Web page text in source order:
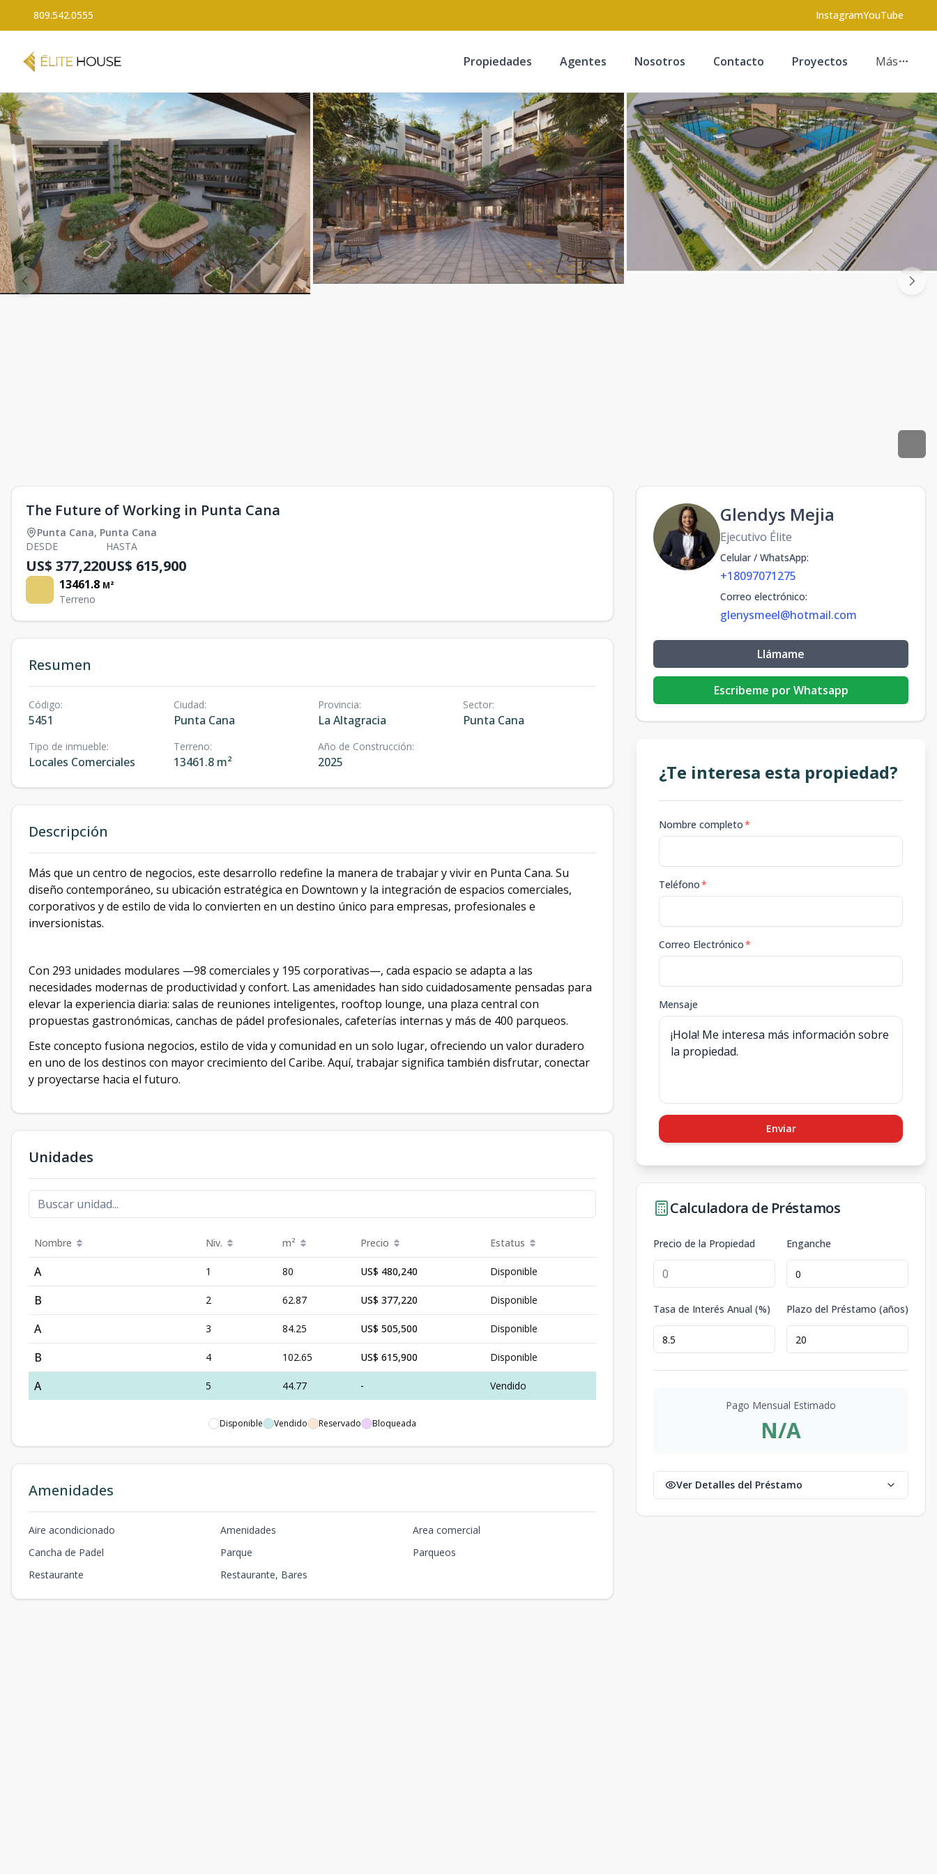
809.542.0555 InstagramYouTube
Propiedades Agentes Nosotros Contacto Proyectos Más
The Future of Working in Punta Cana
Punta Cana, Punta Cana
DESDE
US$ 377,220
HASTA
US$ 615,900
13461.8 M²
Terreno
Resumen
Código:
5451
Ciudad:
Punta Cana
Provincia:
La Altagracia
Sector:
Punta Cana
Tipo de inmueble:
Locales Comerciales
Terreno:
13461.8 m²
Año de Construcción:
2025
Descripción
Más que un centro de negocios, este desarrollo redefine la manera de trabajar y vivir en Punta Cana. Su
diseño contemporáneo, su ubicación estratégica en Downtown y la integración de espacios comerciales,
corporativos y de estilo de vida lo convierten en un destino único para empresas, profesionales e
inversionistas.
Con 293 unidades modulares —98 comerciales y 195 corporativas—, cada espacio se adapta a las
necesidades modernas de productividad y confort. Las amenidades han sido cuidadosamente pensadas para
elevar la experiencia diaria: salas de reuniones inteligentes, rooftop lounge, una plaza central con
propuestas gastronómicas, canchas de pádel profesionales, cafeterías internas y más de 400 parqueos.
Este concepto fusiona negocios, estilo de vida y comunidad en un solo lugar, ofreciendo un valor duradero
en uno de los destinos con mayor crecimiento del Caribe. Aquí, trabajar significa también disfrutar, conectar
y proyectarse hacia el futuro.
Unidades
Nombre Niv. m² Precio Estatus
A 1 80 US$ 480,240 Disponible
B 2 62.87 US$ 377,220 Disponible
A 3 84.25 US$ 505,500 Disponible
B 4 102.65 US$ 615,900 Disponible
A 5 44.77 - Vendido
Disponible Vendido Reservado Bloqueada
Amenidades
Aire acondicionado Amenidades
Area comercial
Cancha de Padel
Parque
Parqueos
Restaurante
Restaurante, Bares
Glendys Mejia
Ejecutivo Élite
Celular / WhatsApp:
+18097071275
Correo electrónico:
glenysmeel@hotmail.com
Llámame
Escribeme por Whatsapp
¿Te interesa esta propiedad?
Nombre completo*
Teléfono*
Correo Electrónico*
Mensaje
Enviar
Calculadora de Préstamos
Precio de la Propiedad Enganche
Tasa de Interés Anual (%) Plazo del Préstamo (años)
Pago Mensual Estimado
N/A
Ver Detalles del Préstamo